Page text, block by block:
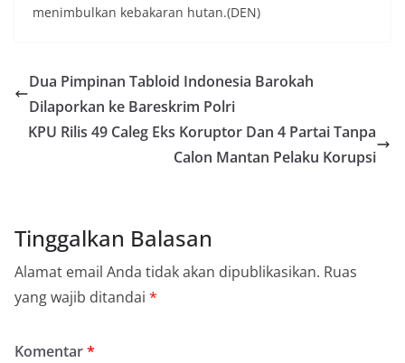
menimbulkan kebakaran hutan.(DEN)
Dua Pimpinan Tabloid Indonesia Barokah
Dilaporkan ke Bareskrim Polri
KPU Rilis 49 Caleg Eks Koruptor Dan 4 Partai Tanpa
Calon Mantan Pelaku Korupsi
Tinggalkan Balasan
Alamat email Anda tidak akan dipublikasikan. Ruas
yang wajib ditandai *
Komentar*